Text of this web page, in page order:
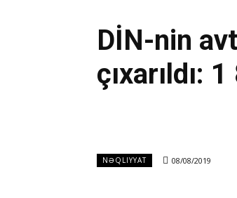
DİN-nin
çıxarıldı:
NƏQLIYYAT 08/08/2019